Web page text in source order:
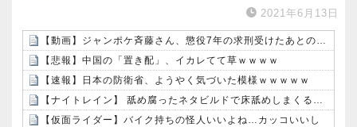
2021年6月13日
【動画】ジャンポケ斉藤さん、懲役7年の求刑受けたあとのTikTokライブ配信がヤバすぎると話題にwwwwwwwwwwwwwwwwwwww
【悲報】中国の「置き配」、イカレてて草ｗｗｗｗ
【速報】日本の防衛省、ようやく気づいた模様ｗｗｗｗｗ
【ナイトレイン】 舐め腐ったネタビルドで床舐めしまくる「俺って面白いやろ？」みたいな寒い奴
【仮面ライダー】バイク持ちの怪人いいよね…カッコいいし